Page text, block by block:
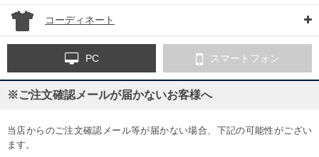
コーディネート
PC スマートフォン
※ご注文確認メールが届かないお客様へ
当店からのご注文確認メール等が届かない場合、下記の可能性がござい
ます。